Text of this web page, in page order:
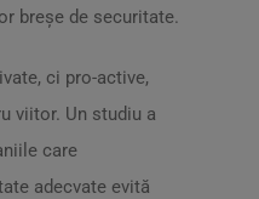
breșe de securitate.
ci pro-active,
viitor. Un studiu a
care
adecvate evită